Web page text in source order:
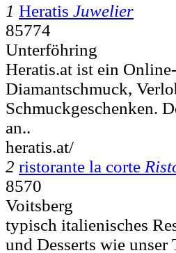
1 Heratis Juwelier
85774
Unterföhring
Heratis.at ist ein
Diamantschmuck,
Schmuckgeschenken.
an..
heratis.at/
2 ristorante la corte
8570
Voitsberg
typisch italienisches
und Desserts wie unser